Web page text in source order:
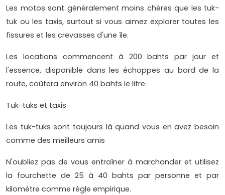
Les motos sont généralement moins chères que les tuk-
tuk ou les taxis, surtout si vous aimez explorer toutes les
fissures et les crevasses d'une île.
Les locations commencent à 200 bahts par jour et
l'essence, disponible dans les échoppes au bord de la
route, coûtera environ 40 bahts le litre.
Tuk-tuks et taxis
Les tuk-tuks sont toujours là quand vous en avez besoin
comme des meilleurs amis
N'oubliez pas de vous entraîner à marchander et utilisez
la fourchette de 25 à 40 bahts par personne et par
kilomètre comme règle empirique.